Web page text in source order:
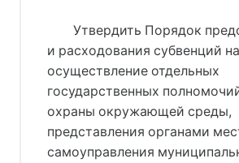
Утвердить Порядок
и расходования субвенций на
осуществление отдельных
государственных
охраны окружающей среды,
представления органами
самоуправления